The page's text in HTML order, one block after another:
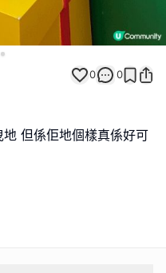
0 0
但係佢地個樣真係好可